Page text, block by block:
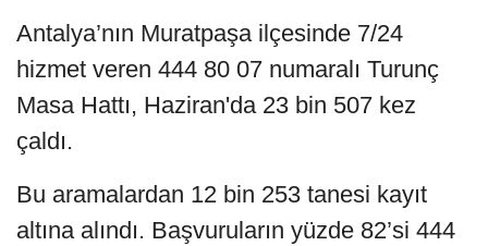
Antalya’nın Muratpaşa ilçesinde 7/24
hizmet veren 444 80 07 numaralı Turunç
Masa Hattı, Haziran'da 23 bin 507 kez
çaldı.
Bu aramalardan 12 bin 253 tanesi kayıt
altına alındı. Başvuruların yüzde 82’si 444